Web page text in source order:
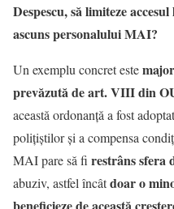
Despescu, să limiteze
ascuns personalului MAI?
Un exemplu concret este
prevăzută de art. VIII din
această ordonanță a fost
polițiștilor și a compensa
MAI pare să fi restrâns sfera
abuziv, astfel încâtdoar o
beneficieze de această